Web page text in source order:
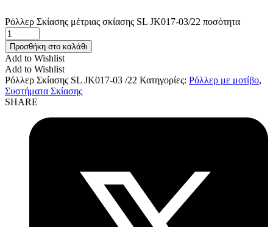
Ρόλλερ Σκίασης μέτριας σκίασης SL JK017-03/22 ποσότητα
Προσθήκη στο καλάθι
Add to Wishlist
Add to Wishlist
Ρόλλερ Σκίασης SL JK017-03 /22 Κατηγορίες: Ρόλλερ με μοτίβο,
Συστήματα Σκίασης
SHARE